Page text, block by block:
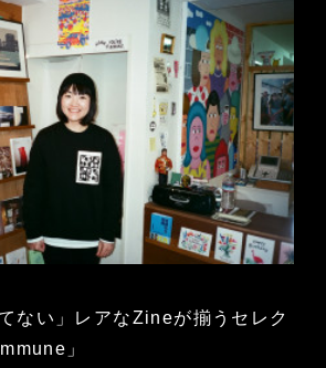
ない」レアなZineが揃うセレク
」